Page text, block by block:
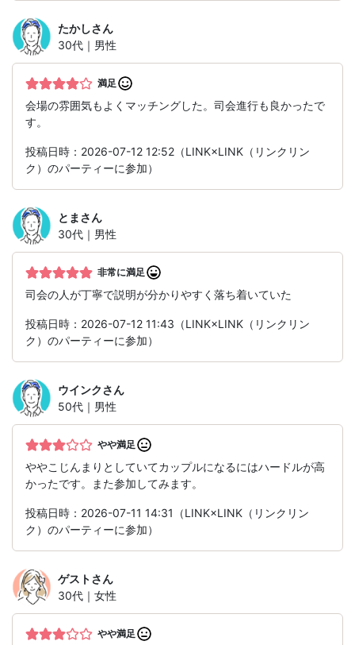
たかしさん
30代｜男性
満足
会場の雰囲気もよくマッチングした。司会進行も良かったで
す。
投稿日時：2026-07-12 12:52（LINK×LINK（リンクリン
ク）のパーティーに参加）
とま さん
30代｜男性
非常に満足
司会の人が丁寧で説明が分かりやすく落ち着いていた
投稿日時：2026-07-12 11:43（LINK×LINK（リンクリン
ク）のパーティーに参加）
ウインクさん
50代｜男性
やや満足
ややこじんまりとしていてカップルになるにはハードルが高
かったです。また参加してみます。
投稿日時：2026-07-11 14:31（LINK×LINK（リンクリン
ク）のパーティーに参加）
ゲストさん
30代｜女性
やや満足